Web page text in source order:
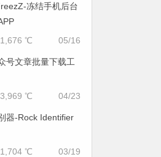
冻结手机后台
05/16
℃
号文章批量下载工
04/23
℃
器-Rock Identifier
03/19
℃